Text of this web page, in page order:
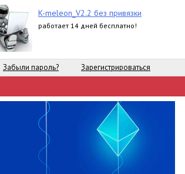
K-meleon_V2.2 без привязки
работает 14 дней бесплатно!
Забыли пароль? Зарегистрироваться